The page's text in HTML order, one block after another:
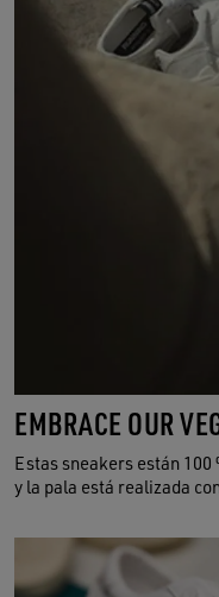
EMBRACE OUR
Estas sneakers están
y la pala está realizada